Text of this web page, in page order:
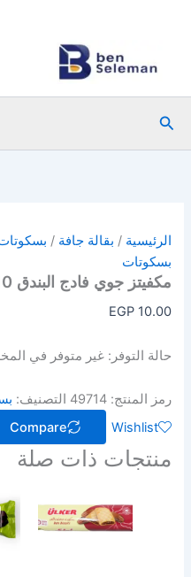
البحث
الرئيسية / بقالة جافة /
بسكوتات
مكفيتز جوي فادج البندق 10ج
EGP10.00
حالة التوفر: غير متوفر في
رمز المنتج:49714 التصنيف:
Wishlist
Compare
منتجات ذات صلة